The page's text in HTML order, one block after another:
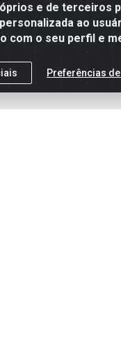
e de terceiros
ao
com o seu perfil e
Preferências